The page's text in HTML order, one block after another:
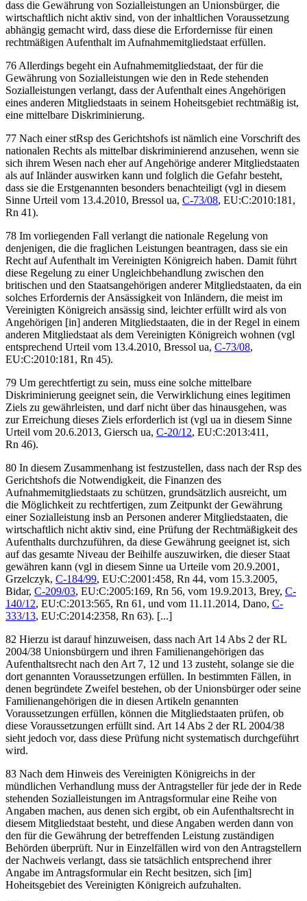
dass die Gewährung von Sozialleistungen an Unionsbürger, die
wirtschaftlich nicht aktiv sind, von der inhaltlichen Voraussetzung
abhängig gemacht wird, dass diese die Erfordernisse für einen
rechtmäßigen Aufenthalt im Aufnahmemitgliedstaat erfüllen.
76 Allerdings begeht ein Aufnahmemitgliedstaat, der für die
Gewährung von Sozialleistungen wie den in Rede stehenden
Sozialleistungen verlangt, dass der Aufenthalt eines Angehörigen
eines anderen Mitgliedstaats in seinem Hoheitsgebiet rechtmäßig ist,
eine mittelbare Diskriminierung.
77 Nach einer stRsp des Gerichtshofs ist nämlich eine Vorschrift des
nationalen Rechts als mittelbar diskriminierend anzusehen, wenn sie
sich ihrem Wesen nach eher auf Angehörige anderer Mitgliedstaaten
als auf Inländer auswirken kann und folglich die Gefahr besteht,
dass sie die Erstgenannten besonders benachteiligt (vgl in diesem
Sinne Urteil vom 13.4.2010, Bressol ua, C-73/08, EU:C:2010:181,
Rn 41).
78 Im vorliegenden Fall verlangt die nationale Regelung von
denjenigen, die die fraglichen Leistungen beantragen, dass sie ein
Recht auf Aufenthalt im Vereinigten Königreich haben. Damit führt
diese Regelung zu einer Ungleichbehandlung zwischen den
britischen und den Staatsangehörigen anderer Mitgliedstaaten, da ein
solches Erfordernis der Ansässigkeit von Inländern, die meist im
Vereinigten Königreich ansässig sind, leichter erfüllt wird als von
Angehörigen [in] anderen Mitgliedstaaten, die in der Regel in einem
anderen Mitgliedstaat als dem Vereinigten Königreich wohnen (vgl
entsprechend Urteil vom 13.4.2010, Bressol ua, C-73/08,
EU:C:2010:181, Rn 45).
79 Um gerechtfertigt zu sein, muss eine solche mittelbare
Diskriminierung geeignet sein, die Verwirklichung eines legitimen
Ziels zu gewährleisten, und darf nicht über das hinausgehen, was
zur Erreichung dieses Ziels erforderlich ist (vgl ua in diesem Sinne
Urteil vom 20.6.2013, Giersch ua, C-20/12, EU:C:2013:411,
Rn 46).
80 In diesem Zusammenhang ist festzustellen, dass nach der Rsp des
Gerichtshofs die Notwendigkeit, die Finanzen des
Aufnahmemitgliedstaats zu schützen, grundsätzlich ausreicht, um
die Möglichkeit zu rechtfertigen, zum Zeitpunkt der Gewährung
einer Sozialleistung insb an Personen anderer Mitgliedstaaten, die
wirtschaftlich nicht aktiv sind, eine Prüfung der Rechtmäßigkeit des
Aufenthalts durchzuführen, da diese Gewährung geeignet ist, sich
auf das gesamte Niveau der Beihilfe auszuwirken, die dieser Staat
gewähren kann (vgl in diesem Sinne ua Urteile vom 20.9.2001,
Grzelczyk, C-184/99, EU:C:2001:458, Rn 44, vom 15.3.2005,
Bidar, C-209/03, EU:C:2005:169, Rn 56, vom 19.9.2013, Brey, C-
140/12, EU:C:2013:565, Rn 61 , und vom 11.11.2014, Dano, C-
333/13, EU:C:2014:2358, Rn 63). [...]
82 Hierzu ist darauf hinzuweisen, dass nach Art 14 Abs 2 der RL
2004/38 Unionsbürgern und ihren Familienangehörigen das
Aufenthaltsrecht nach den Art 7, 12 und 13 zusteht, solange sie die
dort genannten Voraussetzungen erfüllen. In bestimmten Fällen, in
denen begründete Zweifel bestehen, ob der Unionsbürger oder seine
Familienangehörigen die in diesen Artikeln genannten
Voraussetzungen erfüllen, können die Mitgliedstaaten prüfen, ob
diese Voraussetzungen erfüllt sind. Art 14 Abs 2 der RL 2004/38
sieht jedoch vor, dass diese Prüfung nicht systematisch durchgeführt
wird.
83 Nach dem Hinweis des Vereinigten Königreichs in der
mündlichen Verhandlung muss der Antragsteller für jede der in Rede
stehenden Sozialleistungen im Antragsformular eine Reihe von
Angaben machen, aus denen sich ergibt, ob ein Aufenthaltsrecht in
diesem Mitgliedstaat besteht, und diese Angaben werden dann von
den für die Gewährung der betreffenden Leistung zuständigen
Behörden überprüft. Nur in Einzelfällen wird von den Antragstellern
der Nachweis verlangt, dass sie tatsächlich entsprechend ihrer
Angabe im Antragsformular ein Recht besitzen, sich [im]
Hoheitsgebiet des Vereinigten Königreich aufzuhalten.